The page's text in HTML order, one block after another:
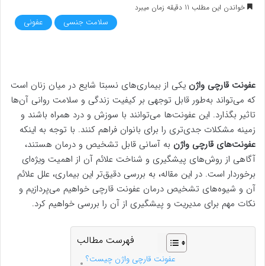
خواندن این مطلب 11 دقیقه زمان میبرد
سلامت جنسی عفونی
عفونت قارچی واژن یکی از بیماری‌های نسبتا شایع در میان زنان است
که می‌تواند به‌طور قابل توجهی بر کیفیت زندگی و سلامت روانی آن‌ها
تاثیر بگذارد. این عفونت‌ها می‌توانند با سوزش و درد همراه باشند و
زمینه مشکلات جدی‌تری را برای بانوان فراهم کنند. با توجه به اینکه
عفونت‌های قارچی واژن به آسانی قابل تشخیص و درمان هستند،
آگاهی از روش‌های پیشگیری و شناخت علائم آن از اهمیت ویژه‌ای
برخوردار است. در این مقاله، به بررسی دقیق‌تر این بیماری، علل علائم
آن و شیوه‌های تشخیص درمان عفونت قارچی خواهیم می‌پردازیم و
نکات مهم برای مدیریت و پیشگیری از آن را بررسی خواهیم کرد.
فهرست مطالب
عفونت قارچی واژن چیست؟